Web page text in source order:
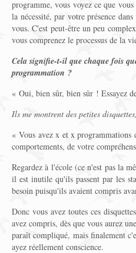
programme, vous voyez ce que
la nécessité, par votre présence
vous. C'est peut-être un peu
vous comprenez le processus de la
Cela signifie-t-il que chaque fois
programmation ?
« Oui, bien sûr, bien sûr ! Essayez
Ils me montrent des petites
« Vous avez x et x programmations
comportements, de votre
Regardez à l'école (ce n'est pas la
il est inutile qu'ils passent par les
besoin puisqu'ils avaient compris
Donc vous avez toutes ces
avez compris, dès que vous aurez
paraît compliqué, mais finalement
ayez réellement conscience.